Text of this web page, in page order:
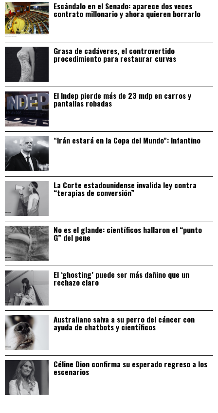
Escándalo en el Senado: aparece dos veces
contrato millonario y ahora quieren borrarlo
Grasa de cadáveres, el controvertido
procedimiento para restaurar curvas
El Indep pierde más de 23 mdp en carros y
pantallas robadas
“Irán estará en la Copa del Mundo”: Infantino
La Corte estadounidense invalida ley contra
“terapias de conversión”
No es el glande: científicos hallaron el “punto
G” del pene
El ‘ghosting’ puede ser más dañino que un
rechazo claro
Australiano salva a su perro del cáncer con
ayuda de chatbots y científicos
Céline Dion confirma su esperado regreso a los
escenarios